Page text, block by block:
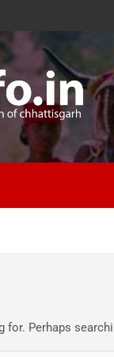
for. Perhaps